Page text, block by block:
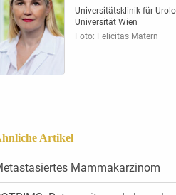
Universitätsklinik für
Universität Wien
Foto: Felicitas Matern
Artikel
Mammakarzinom